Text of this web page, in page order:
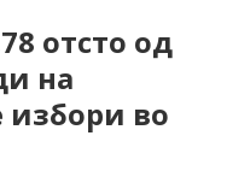
отсто од
на
избори во